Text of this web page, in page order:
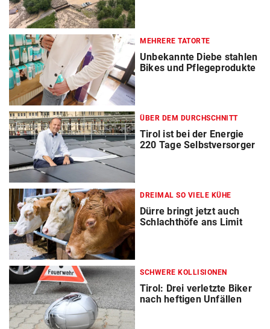
MEHRERE TATORTE
Unbekannte Diebe stahlen
Bikes und Pflegeprodukte
ÜBER DEM DURCHSCHNITT
Tirol ist bei der Energie
220 Tage Selbstversorger
DREIMAL SO VIELE KÜHE
Dürre bringt jetzt auch
Schlachthöfe ans Limit
SCHWERE KOLLISIONEN
Tirol: Drei verletzte Biker
nach heftigen Unfällen